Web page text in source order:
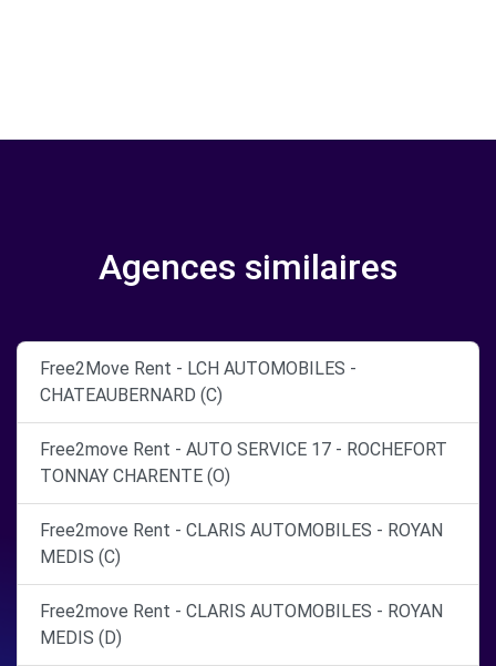
Agences similaires
Free2Move Rent - LCH AUTOMOBILES -
CHATEAUBERNARD (C)
Free2move Rent - AUTO SERVICE 17 - ROCHEFORT
TONNAY CHARENTE (O)
Free2move Rent - CLARIS AUTOMOBILES - ROYAN
MEDIS (C)
Free2move Rent - CLARIS AUTOMOBILES - ROYAN
MEDIS (D)